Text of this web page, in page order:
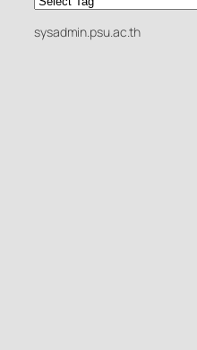
sysadmin.psu.ac.th